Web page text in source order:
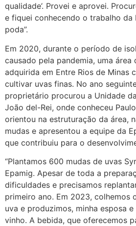
qualidade’. Provei e aprovei.
e fiquei conhecendo o trabalho da
poda”.
Em 2020, durante o período de
causado pela pandemia, uma
adquirida em Entre Rios de Minas
cultivar uvas finas. No ano
proprietário procurou a Unidade
João del-Rei, onde conheceu
orientou na estruturação da área,
mudas e apresentou a equipe da
que contribuiu para o
“Plantamos 600 mudas de uvas
Epamig. Apesar de toda a
dificuldades e precisamos
primeiro ano. Em 2023, colhemos
uva e produzimos, minha esposa
vinho. A bebida, que oferecemos